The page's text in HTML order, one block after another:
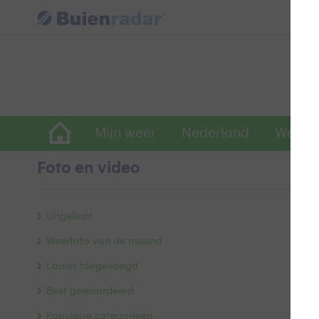
Mijn weer Nederland
Foto en video
Uitgelicht
Weerfoto van de maand
Laatst toegevoegd
Best gewaardeerd
Populaire categorieën